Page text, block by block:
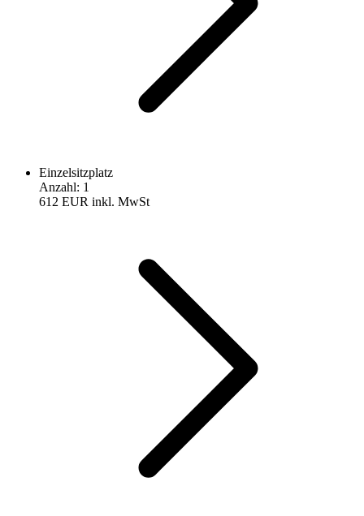
Einzelsitzplatz
Anzahl: 1
612 EUR inkl. MwSt